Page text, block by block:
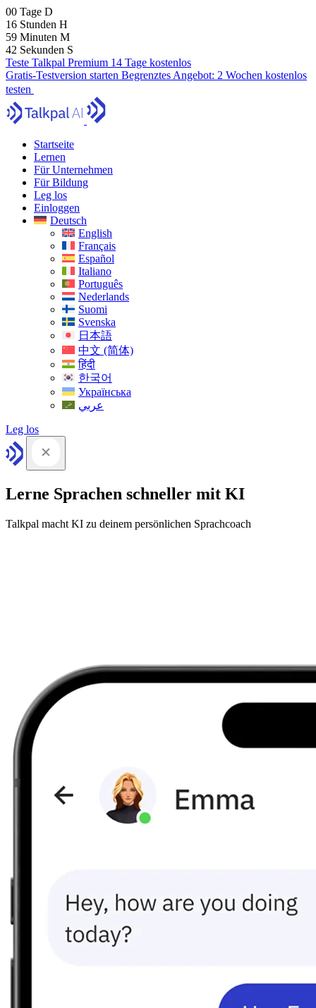
00 Tage D
16 Stunden H
59 Minuten M
40 Sekunden S
Teste Talkpal Premium 14 Tage kostenlos
Gratis-Testversion starten Begrenztes Angebot: 2 Wochen kostenlos
testen
Startseite
Lernen
Für Unternehmen
Für Bildung
Leg los
Einloggen
Deutsch
English
Français
Español
Italiano
Português
Nederlands
Suomi
Svenska
日本語
中文 (简体)
हिंदी
한국어
Українська
عربي
Leg los
Lerne Sprachen schneller mit KI
Talkpal macht KI zu deinem persönlichen Sprachcoach